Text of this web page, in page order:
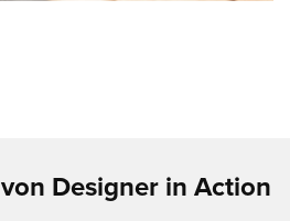
Designer in Action